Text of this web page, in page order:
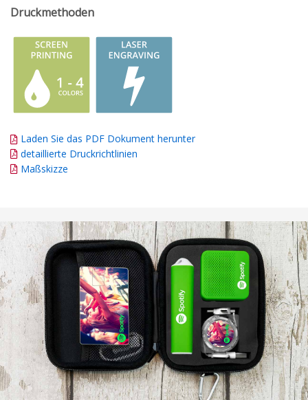
Druckmethoden
Laden Sie das PDF Dokument herunter
detaillierte Druckrichtlinien
Maßskizze